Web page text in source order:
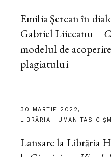
Emilia Șercan în
Gabriel Liiceanu –
modelul de
plagiatului
30 MARTIE 2022,
LIBRĂRIA HUMANITAS
Lansare la Librăria